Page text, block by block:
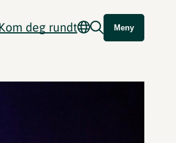
deg rundt Meny